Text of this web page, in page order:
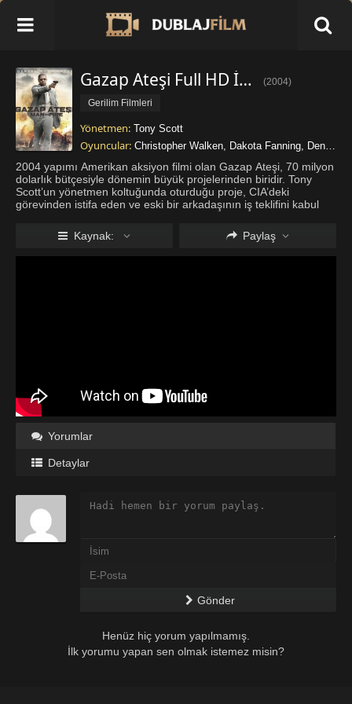
Gazap Ateşi Full HD İzle (2004)
Gerilim Filmleri
Yönetmen: Tony Scott
Oyuncular: Christopher Walken, Dakota Fanning, Denzel Washington
2004 yapımı Amerikan aksiyon filmi olan Gazap Ateşi, 70 milyon
dolarlık bütçesiyle dönemin büyük projelerinden biridir. Tony
Scott’un yönetmen koltuğunda oturduğu proje, CIA’deki
görevinden istifa eden ve eski bir arkadaşının iş teklifini kabul
Daha fazla göster
Kaynak: Paylaş
Yorumlar
Detaylar
Gönder
Henüz hiç yorum yapılmamış.
İlk yorumu yapan sen olmak istemez misin?